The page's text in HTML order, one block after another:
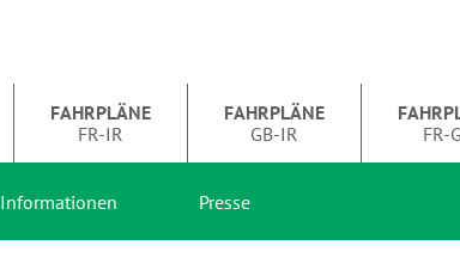
FAHRPLÄNE
FR-IR
FAHRPLÄNE
GB-IR
FR-
Informationen Presse